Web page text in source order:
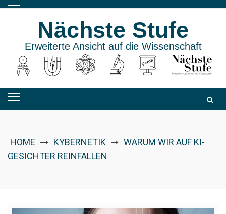
Skip
Nächste Stufe
Erweiterte Ansicht auf die Wissenschaft
HOME KYBERNETIK ➞ WARUM WIR AUF KI-
GESICHTER REINFALLEN